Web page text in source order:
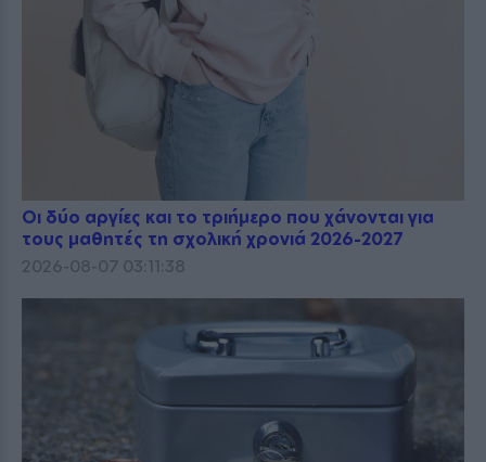
Οι δύο αργίες και το τριήμερο που χάνονται για
τους μαθητές τη σχολική χρονιά 2026-2027
2026-08-07 03:11:38